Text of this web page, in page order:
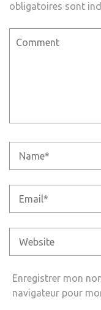
obligatoires sont
Enregistrer mon
navigateur pour